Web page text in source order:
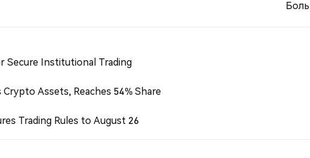
Secure Institutional Trading
Assets, Reaches 54% Share
Trading Rules to August 26